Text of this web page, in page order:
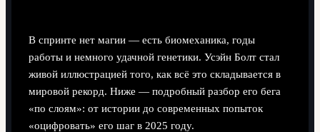
В спринте нет магии — есть биомеханика, годы
работы и немного удачной генетики. Усэйн Болт стал
живой иллюстрацией того, как всё это складывается в
мировой рекорд. Ниже — подробный разбор его бега
«по слоям»: от истории до современных попыток
«оцифровать» его шаг в 2025 году.